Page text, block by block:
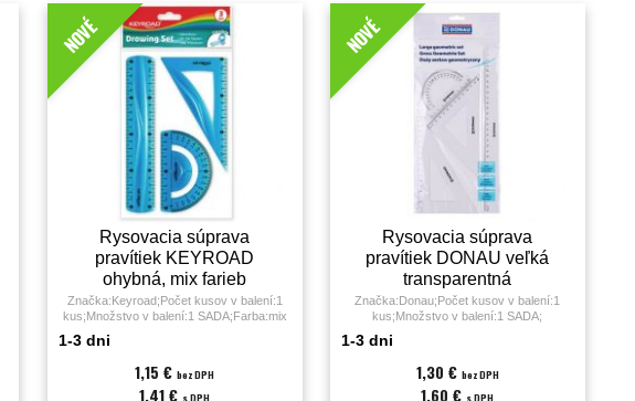
NOVÉ
Rysovacia súprava
pravítiek KEYROAD
ohybná, mix farieb
Značka:Keyroad;Počet kusov v balení:1
kus;Množstvo v balení:1 SADA;Farba:mix
farieb;Materiál:plast;Rozmery:0,30 x 16,50
1-3 dni
1,15 €bez DPH
1,41 €
NOVÉ
Rysovacia súprava
pravítiek DONAU veľká
transparentná
Značka:Donau;Počet kusov v balení:1
kus;Množstvo v balení:1 SADA;
1-3 dni
1,30 € bez DPH
1,60 €